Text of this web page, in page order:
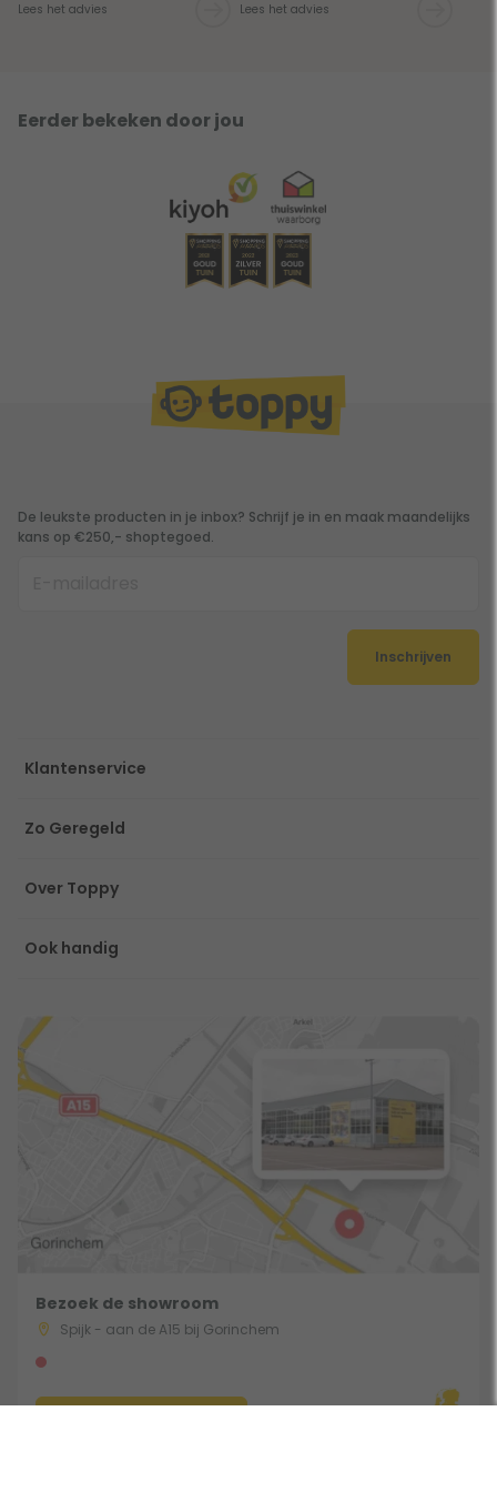
Lees het advies Lees het advies
Eerder bekeken door jou
De leukste producten in je inbox? Schrijf je in en maak maandelijks
kans op €250,- shoptegoed.
Inschrijven
Klantenservice
Zo Geregeld
Over Toppy
Ook handig
Bezoek de showroom
Spijk - aan de A15 bij Gorinchem